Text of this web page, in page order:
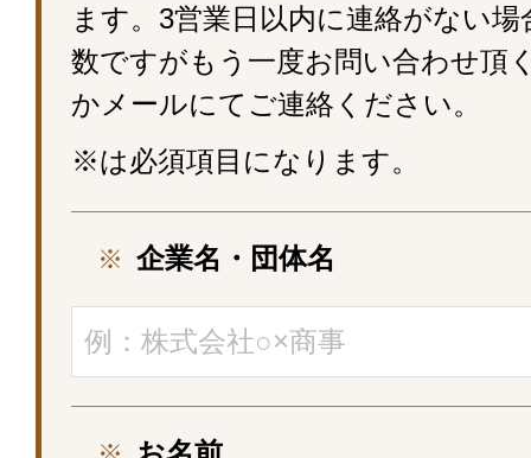
ます。3営業日以内に連絡がない場
数ですがもう一度お問い合わせ頂
かメールにてご連絡ください。
※は必須項目になります。
※ 企業名・団体名